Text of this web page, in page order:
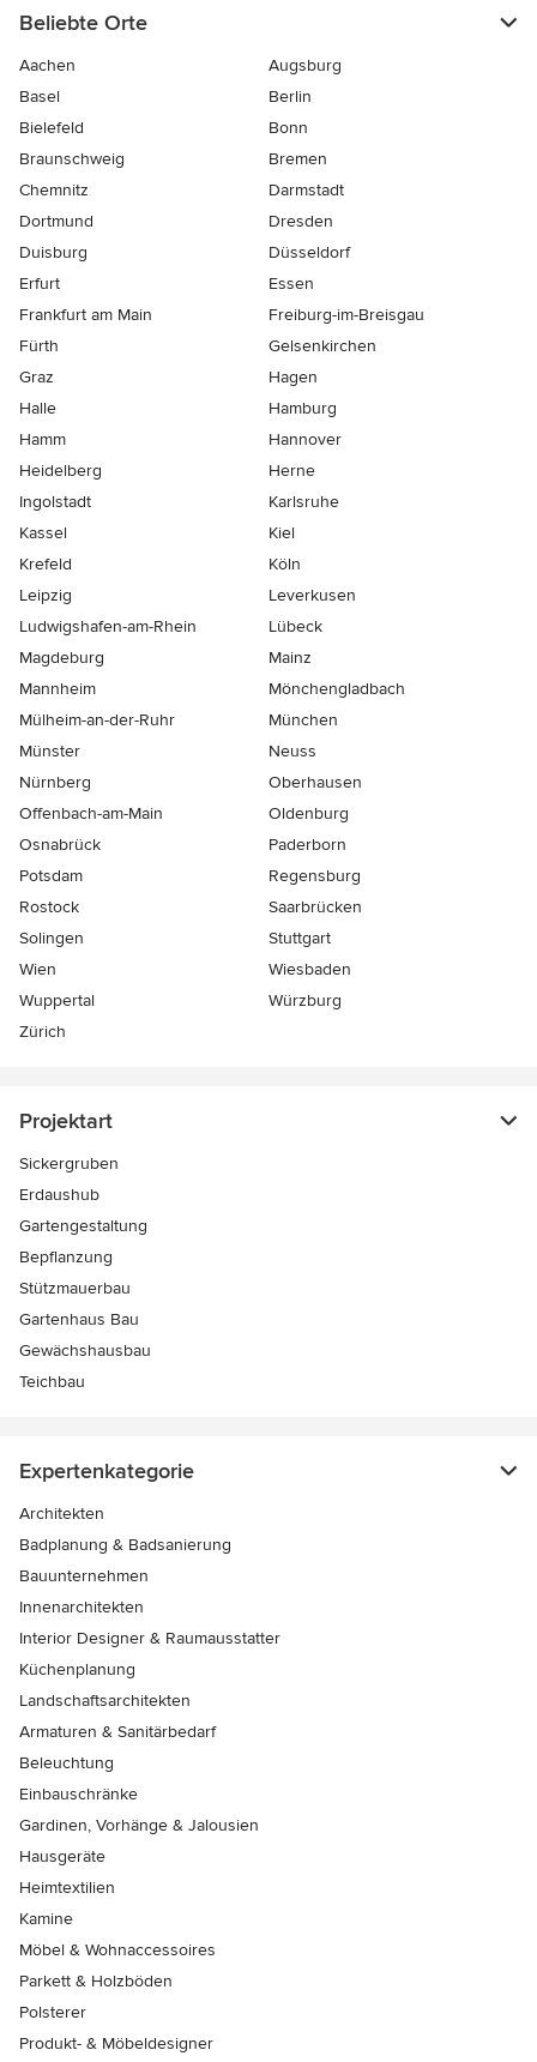
Beliebte Orte
Aachen
Augsburg
Basel
Berlin
Bielefeld
Bonn
Braunschweig
Bremen
Chemnitz
Darmstadt
Dortmund
Dresden
Duisburg
Düsseldorf
Erfurt
Essen
Frankfurt am Main
Freiburg-im-Breisgau
Fürth
Gelsenkirchen
Graz
Hagen
Halle
Hamburg
Hamm
Hannover
Heidelberg
Herne
Ingolstadt
Karlsruhe
Kassel
Kiel
Krefeld
Köln
Leipzig
Leverkusen
Ludwigshafen-am-Rhein
Lübeck
Magdeburg
Mainz
Mannheim
Mönchen­gladbach
Mülheim-an-der-Ruhr
München
Münster
Neuss
Nürnberg
Oberhausen
Offenbach-am-Main
Oldenburg
Osnabrück
Paderborn
Potsdam
Regensburg
Rostock
Saarbrücken
Solingen
Stuttgart
Wien
Wiesbaden
Wuppertal
Würzburg
Zürich
Projektart
Sickergruben
Erdaushub
Gartengestaltung
Bepflanzung
Stützmauerbau
Gartenhaus Bau
Gewächshausbau
Teichbau
Expertenkategorie
Architekten
Badplanung & Badsanierung
Bauunternehmen
Innenarchitekten
Interior Designer & Raumausstatter
Küchenplanung
Landschaftsarchitekten
Armaturen & Sanitärbedarf
Beleuchtung
Einbauschränke
Gardinen, Vorhänge & Jalousien
Hausgeräte
Heimtextilien
Kamine
Möbel & Wohnaccessoires
Parkett & Holzböden
Polsterer
Produkt- & Möbeldesigner